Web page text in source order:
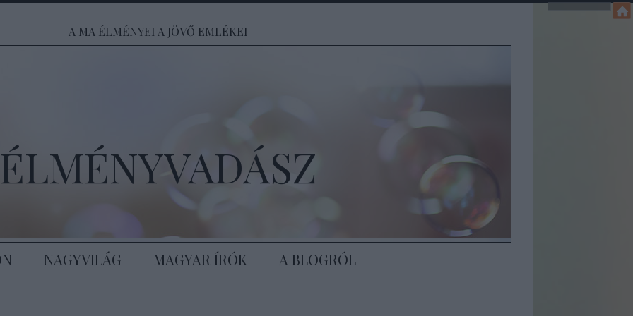
A MA ÉLMÉNYEI A JÖVŐ EMLÉKEI
ÉLMÉNYVADÁSZ
NAGYVILÁG MAGYAR ÍRÓK A BLOGRÓL